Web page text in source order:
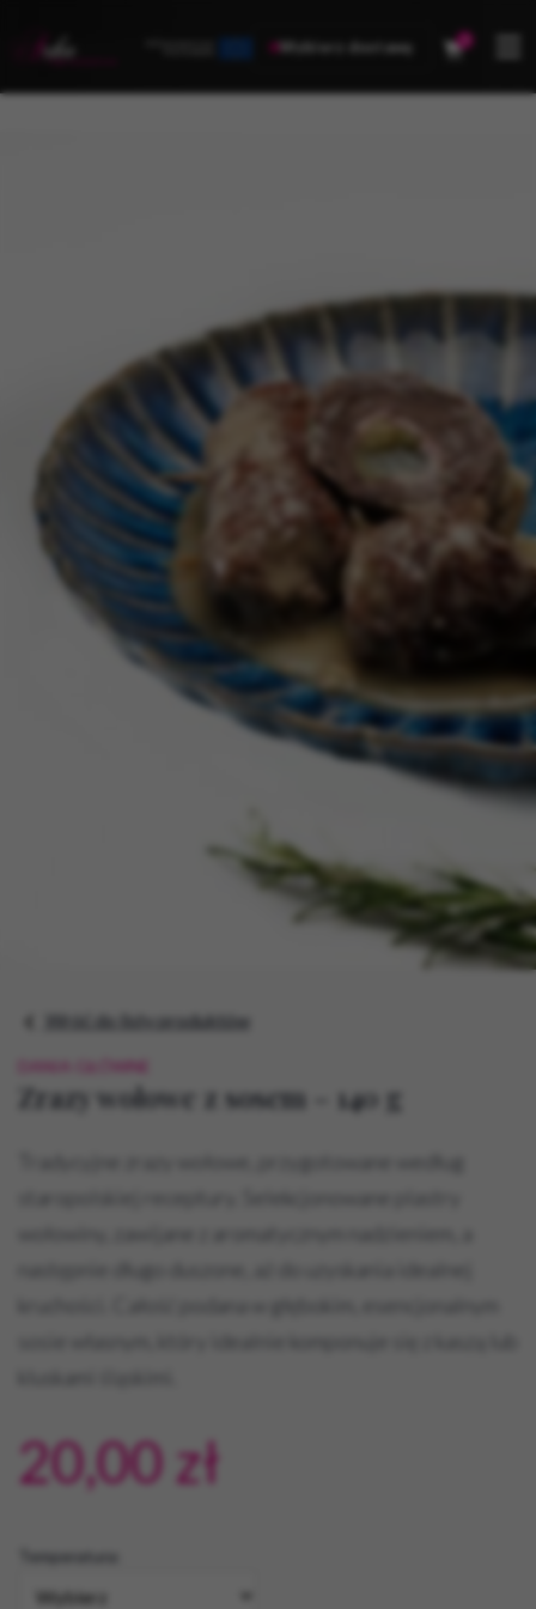
Wybierz dostawę 0
Wróć do listy produktów
DANIA GŁÓWNE
Zrazy wołowe z sosem – 140 g
20,00zł
Temperatura: